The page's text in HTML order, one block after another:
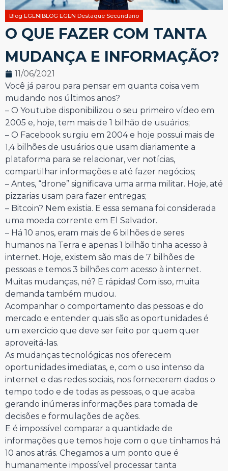
Blog EGEN|BLOG EGEN Destaque Secundário
O QUE FAZER COM TANTA
MUDANÇA E INFORMAÇÃO?
11/06/2021
Você já parou para pensar em quanta coisa vem
mudando nos últimos anos?
– O Youtube disponibilizou o seu primeiro vídeo em
2005 e, hoje, tem mais de 1 bilhão de usuários;
– O Facebook surgiu em 2004 e hoje possui mais de
1,4 bilhões de usuários que usam diariamente a
plataforma para se relacionar, ver notícias,
compartilhar informações e até fazer negócios;
– Antes, “drone” significava uma arma militar. Hoje, até
pizzarias usam para fazer entregas;
– Bitcoin? Nem existia. E essa semana foi considerada
uma moeda corrente em El Salvador.
– Há 10 anos, eram mais de 6 bilhões de seres
humanos na Terra e apenas 1 bilhão tinha acesso à
internet. Hoje, existem são mais de 7 bilhões de
pessoas e temos 3 bilhões com acesso à internet.
Muitas mudanças, né? E rápidas! Com isso, muita
demanda também mudou.
Acompanhar o comportamento das pessoas e do
mercado e entender quais são as oportunidades é
um exercício que deve ser feito por quem quer
aproveitá-las.
As mudanças tecnológicas nos oferecem
oportunidades imediatas, e, com o uso intenso da
internet e das redes sociais, nos fornecerem dados o
tempo todo e de todas as pessoas, o que acaba
gerando inúmeras informações para tomada de
decisões e formulações de ações.
E é impossível comparar a quantidade de
informações que temos hoje com o que tínhamos há
10 anos atrás. Chegamos a um ponto que é
humanamente impossível processar tanta